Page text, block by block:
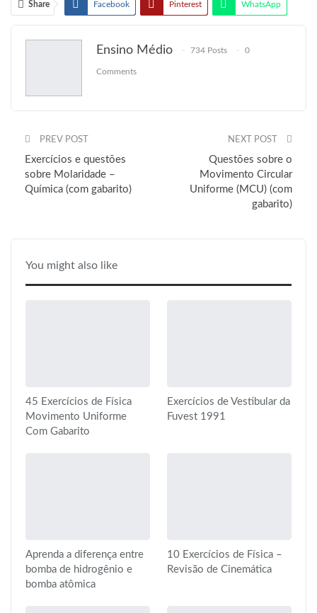
Share Facebook Pinterest WhatsApp
Ensino Médio 734 Posts 0
Comments
PREV POST
Exercícios e questões
sobre Molaridade –
Química (com gabarito)
NEXT POST
Questões sobre o
Movimento Circular
Uniforme (MCU) (com
gabarito)
You might also like
45 Exercícios de Física
Movimento Uniforme
Com Gabarito
Exercícios de Vestibular da
Fuvest 1991
Aprenda a diferença entre
bomba de hidrogênio e
bomba atômica
10 Exercícios de Física –
Revisão de Cinemática